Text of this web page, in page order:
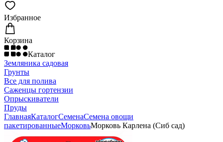
Избранное
Корзина
Каталог
Земляника садовая
Грунты
Все для полива
Саженцы гортензии
Опрыскиватели
Пруды
ГлавнаяКаталогСеменаСемена овощи
пакетированныеМорковьМорковь Карлена (Сиб сад)